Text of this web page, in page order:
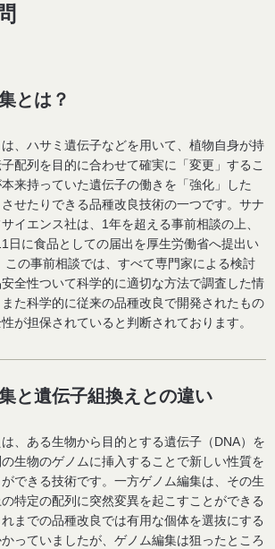
とは？
、ハサミ遺伝子などを用いて、植物自身が持
配列を目的に合わせて確実に「変更」するこ
来持っていた遺伝子の働きを「強化」した
せたりできる品種改良技術の一つです。 サナ
イエンス社は、1年を超える事前相談の上、
日に食品としての届出を厚生労働省へ提出い
この事前相談では、すべて専門家による検討
全性ついて科学的に適切な方法で調査した情
た科学的に従来の品種改良で開発されたもの
が担保されていると判断されております。
と遺伝子組換えとの違い
、ある生物から目的とする遺伝子（DNA）を
生物のゲノムに挿入することで新しい性質を
できる技術です。 一方ゲノム編集は、その生
特定の配列に突然変異を起こすことができる
までの品種改良では有用な個体を選抜にする
っていましたが、ゲノム編集は狙ったところ